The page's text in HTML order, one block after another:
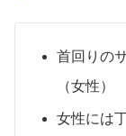
首回りの
（女性）
女性には